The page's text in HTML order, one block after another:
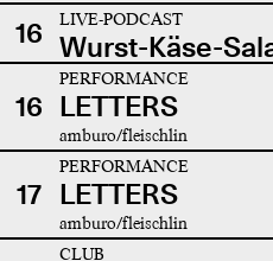
16 LIVE-PODCAST
Wurst-Käse-
16
PERFORMANCE
LETTERS
amburo/fleischlin
17
PERFORMANCE
LETTERS
amburo/fleischlin
CLUB